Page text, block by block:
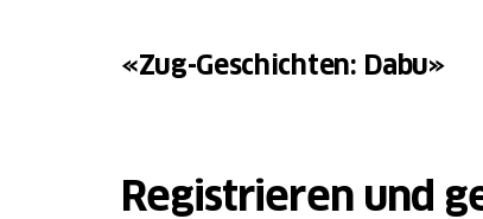
«Zug-Geschichten: Dabu»
Registrieren und